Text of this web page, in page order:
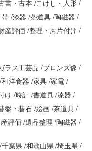
書・古本 こけし・人形
帯 漆器 茶道具 陶磁器
産評価 整理・お片付け
ラス工芸品 ブロンズ像
和洋食器 家具 家電
け 時計 書道具 漆器
盤・碁石 絵画 茶道具
評価 遺品整理 陶磁器
千葉県 和歌山県 埼玉県